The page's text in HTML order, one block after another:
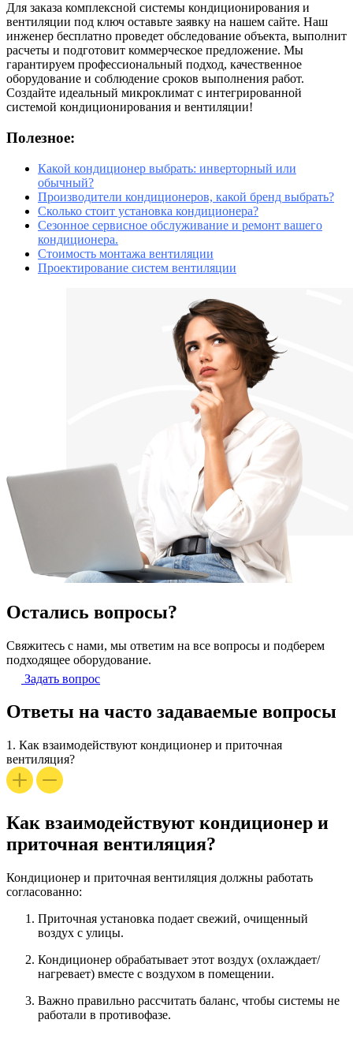
Для заказа комплексной системы кондиционирования и
вентиляции под ключ оставьте заявку на нашем сайте. Наш
инженер бесплатно проведет обследование объекта, выполнит
расчеты и подготовит коммерческое предложение. Мы
гарантируем профессиональный подход, качественное
оборудование и соблюдение сроков выполнения работ.
Создайте идеальный микроклимат с интегрированной
системой кондиционирования и вентиляции!
Полезное:
Какой кондиционер выбрать: инверторный или
обычный?
Производители кондиционеров, какой бренд выбрать?
Сколько стоит установка кондиционера?
Сезонное сервисное обслуживание и ремонт вашего
кондиционера.
Стоимость монтажа вентиляции
Проектирование систем вентиляции
Остались вопросы?
Свяжитесь с нами, мы ответим на все вопросы и подберем
подходящее оборудование.
Задать вопрос
Ответы на часто задаваемые вопросы
1. Как взаимодействуют кондиционер и приточная
вентиляция?
Как взаимодействуют кондиционер и
приточная вентиляция?
Кондиционер и приточная вентиляция должны работать
согласованно:
Приточная установка подает свежий, очищенный
воздух с улицы.
Кондиционер обрабатывает этот воздух (охлаждает/
нагревает) вместе с воздухом в помещении.
Важно правильно рассчитать баланс, чтобы системы не
работали в противофазе.